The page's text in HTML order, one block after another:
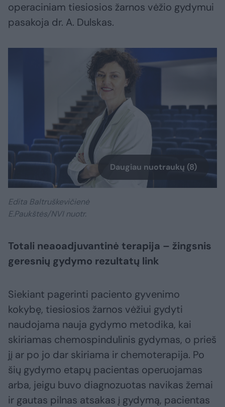
operaciniam tiesiosios žarnos vėžio gydymui
pasakoja dr. A. Dulskas.
Daugiau nuotraukų (8)
Edita Baltruškevičienė
E.Paukštės/NVI nuotr.
Totali neaoadjuvantinė terapija – žingsnis
geresnių gydymo rezultatų link
Siekiant pagerinti paciento gyvenimo
kokybę, tiesiosios žarnos vėžiui gydyti
naudojama nauja gydymo metodika, kai
skiriamas chemospindulinis gydymas, o prieš
jį ar po jo dar skiriama ir chemoterapija. Po
šių gydymo etapų pacientas operuojamas
arba, jeigu buvo diagnozuotas navikas žemai
ir gautas pilnas atsakas į gydymą, pacientas